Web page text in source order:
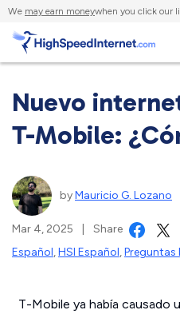
We may earn moneywhen you click our
Nuevo
T-Mobile:
byMauricio G. Lozano
Mar 4, 2025
Share
Español,HSI Español,Preguntas
T-Mobile ya había causado